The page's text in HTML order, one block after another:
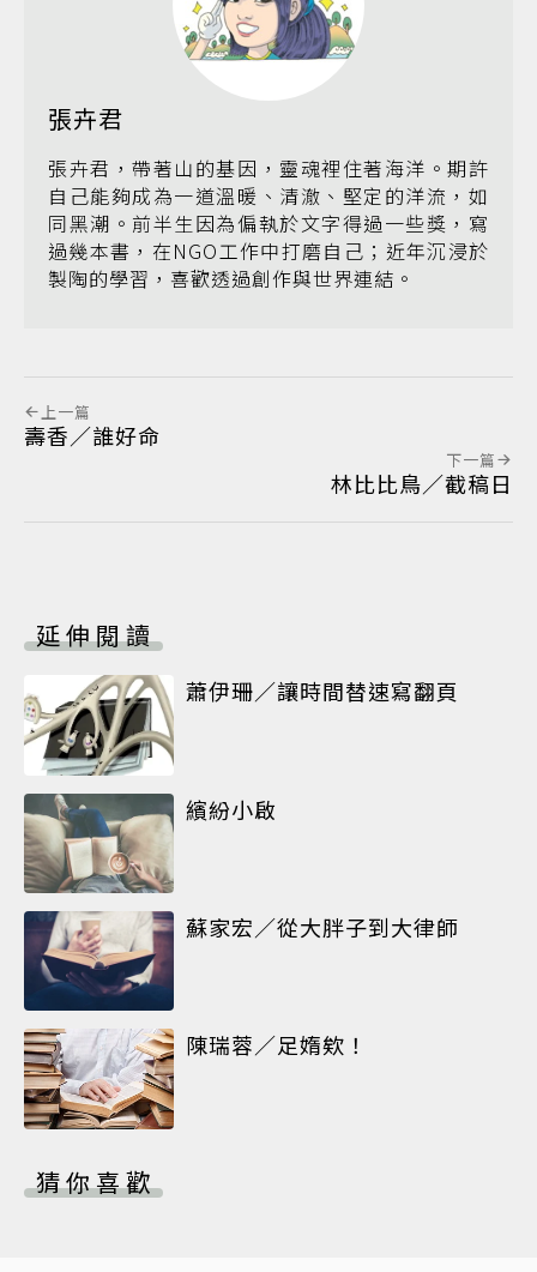
張卉君
張卉君，帶著山的基因，靈魂裡住著海洋。期許
自己能夠成為一道溫暖、清澈、堅定的洋流，如
同黑潮。前半生因為偏執於文字得過一些獎，寫
過幾本書，在NGO工作中打磨自己；近年沉浸於
製陶的學習，喜歡透過創作與世界連結。
上一篇
壽香／誰好命
下一篇
林比比鳥／截稿日
延伸閱讀
蕭伊珊／讓時間替速寫翻頁
繽紛小啟
蘇家宏／從大胖子到大律師
陳瑞蓉／足媠欸！
猜你喜歡